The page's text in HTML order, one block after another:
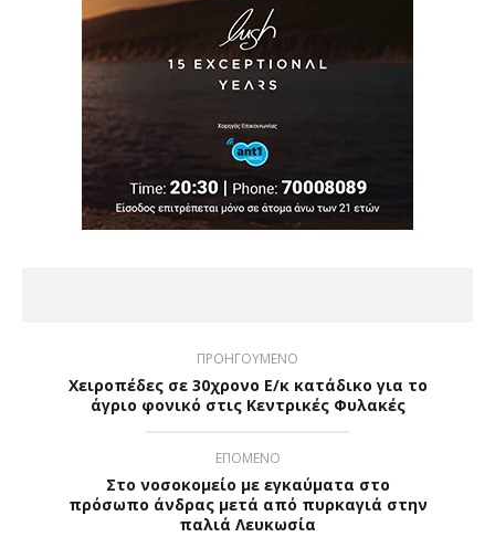
ΠΡΟΗΓΟΥΜΕΝΟ
Χειροπέδες σε 30χρονο Ε/κ κατάδικο για το
άγριο φονικό στις Κεντρικές Φυλακές
ΕΠΟΜΕΝΟ
Στο νοσοκομείο με εγκαύματα στο
πρόσωπο άνδρας μετά από πυρκαγιά στην
παλιά Λευκωσία